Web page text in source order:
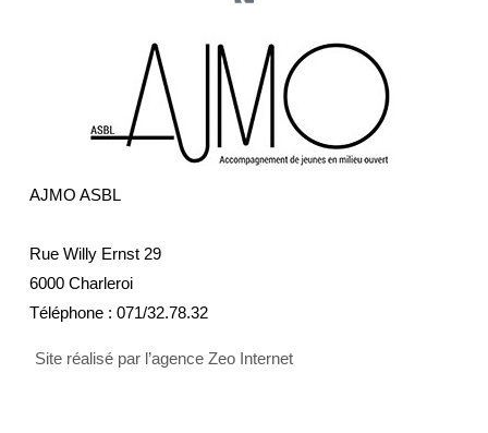
AJMO ASBL
Rue Willy Ernst 29
6000 Charleroi
Téléphone :071/32.78.32
Site réalisé par l’agence Zeo Internet